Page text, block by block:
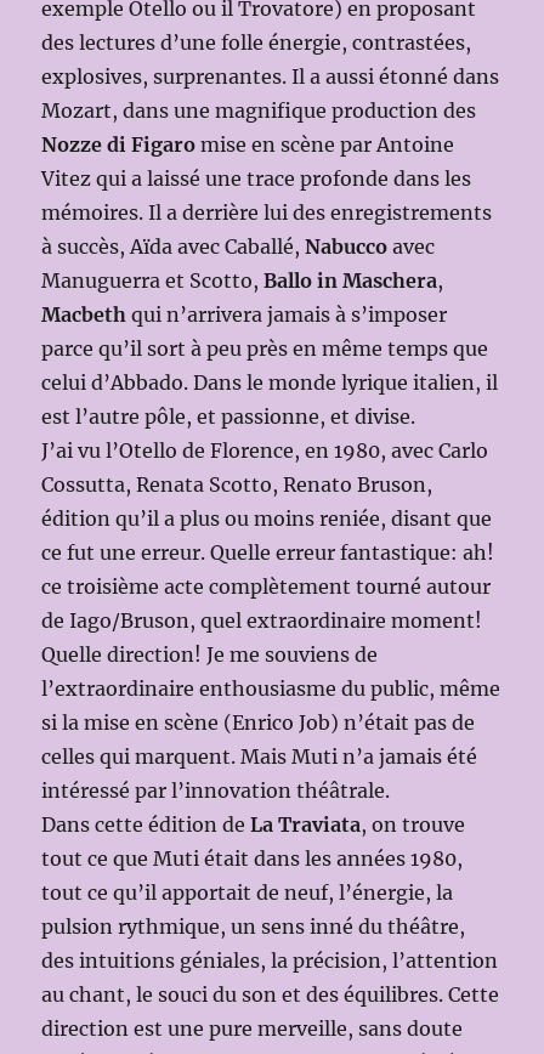
exemple Otello ou il Trovatore) en proposant
des lectures d’une folle énergie, contrastées,
explosives, surprenantes. Il a aussi étonné dans
Mozart, dans une magnifique production des
Nozze di Figaro mise en scène par Antoine
Vitez qui a laissé une trace profonde dans les
mémoires. Il a derrière lui des enregistrements
à succès, Aïda avec Caballé,Nabucco avec
Manuguerra et Scotto,Ballo in Maschera,
Macbeth qui n’arrivera jamais à s’imposer
parce qu’il sort à peu près en même temps que
celui d’Abbado. Dans le monde lyrique italien, il
est l’autre pôle, et passionne, et divise.
J’ai vu l’Otello de Florence, en 1980, avec Carlo
Cossutta, Renata Scotto, Renato Bruson,
édition qu’il a plus ou moins reniée, disant que
ce fut une erreur. Quelle erreur fantastique: ah!
ce troisième acte complètement tourné autour
de Iago/Bruson, quel extraordinaire moment!
Quelle direction! Je me souviens de
l’extraordinaire enthousiasme du public, même
si la mise en scène (Enrico Job) n’était pas de
celles qui marquent. Mais Muti n’a jamais été
intéressé par l’innovation théâtrale.
Dans cette édition deLa Traviata, on trouve
tout ce que Muti était dans les années 1980,
tout ce qu’il apportait de neuf, l’énergie, la
pulsion rythmique, un sens inné du théâtre,
des intuitions géniales, la précision, l’attention
au chant, le souci du son et des équilibres. Cette
direction est une pure merveille, sans doute